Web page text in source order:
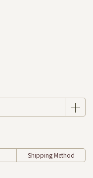
Shipping Method